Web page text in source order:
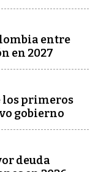
entre
en 2027
los primeros
gobierno
deuda